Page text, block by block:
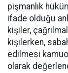
pişmanlık
ifade olduğu
kişiler,
kişilerken,
edilmesi
olarak